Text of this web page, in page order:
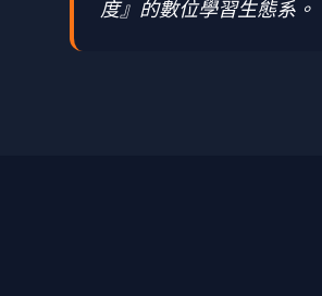
度』的數位學習生態系。